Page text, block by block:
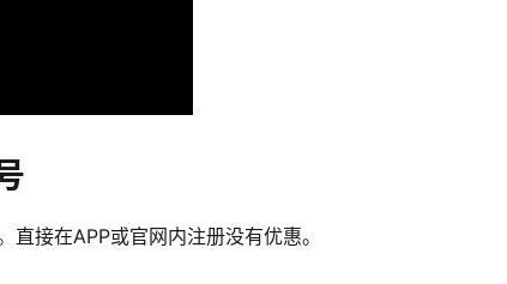
接在APP或官网内注册没有优惠。